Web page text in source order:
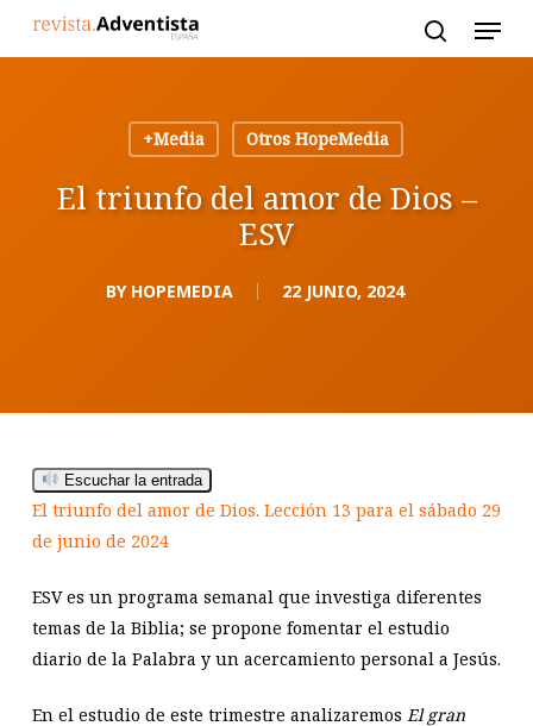
+Media
Otros HopeMedia
El triunfo del amor de Dios –
ESV
BY HOPEMEDIA 22 JUNIO, 2024
Escuchar la entrada
El triunfo del amor de Dios. Lección 13 para el sábado 29
de junio de 2024
ESV es un programa semanal que investiga diferentes
temas de la Biblia; se propone fomentar el estudio
diario de la Palabra y un acercamiento personal a Jesús.
En el estudio de este trimestre analizaremos El gran